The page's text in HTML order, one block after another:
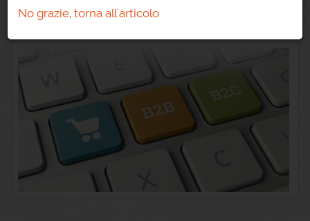
ecommerce
No grazie, torna all'articolo